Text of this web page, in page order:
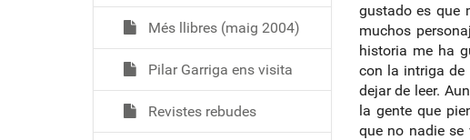
gustado es que
muchos
historia me ha
con la intriga de
dejar de leer.
la gente que
que no nadie
Més llibres (maig 2004)
Pilar Garriga ens visita
Revistes rebudes